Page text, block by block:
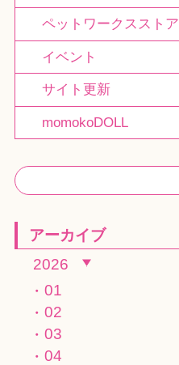
ペットワークスストア
イベント
サイト更新
momokoDOLL
アーカイブ
2026
01
02
03
04